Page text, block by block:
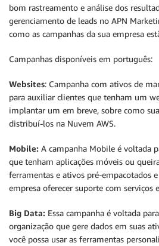
bom rastreamento e análise dos
gerenciamento de leads no APN
como as campanhas da sua empresa
Campanhas disponíveis em português:
Websites: Campanha com ativos de
para auxiliar clientes que tenham um
implantar um em breve, sobre como
distribuí-los na Nuvem AWS.
Mobile: A campanha Mobile é voltada
que tenham aplicações móveis ou
ferramentas e ativos pré-empacotados
empresa oferecer suporte com serviços
Big Data: Essa campanha é voltada
organização que gere dados em suas
você possa usar as ferramentas